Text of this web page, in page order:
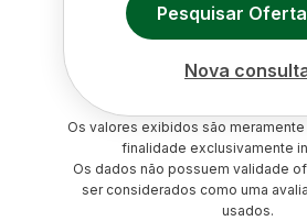
Pesquisar
Nova
Os valores exibidos são
finalidade exclusivamente
Os dados não possuem validade
ser considerados como uma
usados.